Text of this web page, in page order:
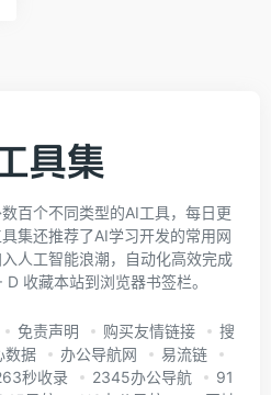
百个不同类型的AI工具，每日更
集还推荐了AI学习开发的常用网
人工智能浪潮，自动化高效完成
收藏本站到浏览器书签栏。
免责声明 购买友情链接
搜
数据 办公导航网
易流链
秒收录 2345办公导航
91